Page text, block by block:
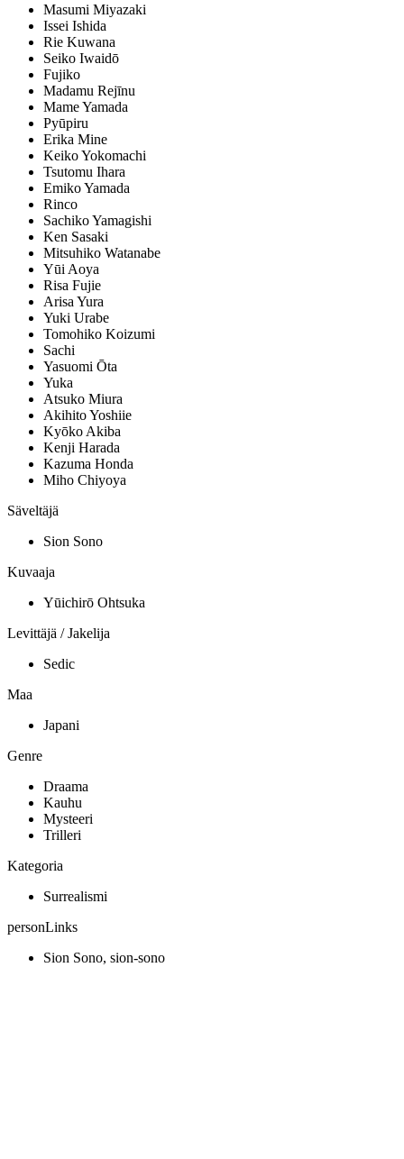
Masumi Miyazaki
Issei Ishida
Rie Kuwana
Seiko Iwaidō
Fujiko
Madamu Rejīnu
Mame Yamada
Pyūpiru
Erika Mine
Keiko Yokomachi
Tsutomu Ihara
Emiko Yamada
Rinco
Sachiko Yamagishi
Ken Sasaki
Mitsuhiko Watanabe
Yūi Aoya
Risa Fujie
Arisa Yura
Yuki Urabe
Tomohiko Koizumi
Sachi
Yasuomi Ōta
Yuka
Atsuko Miura
Akihito Yoshiie
Kyōko Akiba
Kenji Harada
Kazuma Honda
Miho Chiyoya
Säveltäjä
Sion Sono
Kuvaaja
Yūichirō Ohtsuka
Levittäjä / Jakelija
Sedic
Maa
Japani
Genre
Draama
Kauhu
Mysteeri
Trilleri
Kategoria
Surrealismi
personLinks
Sion Sono, sion-sono